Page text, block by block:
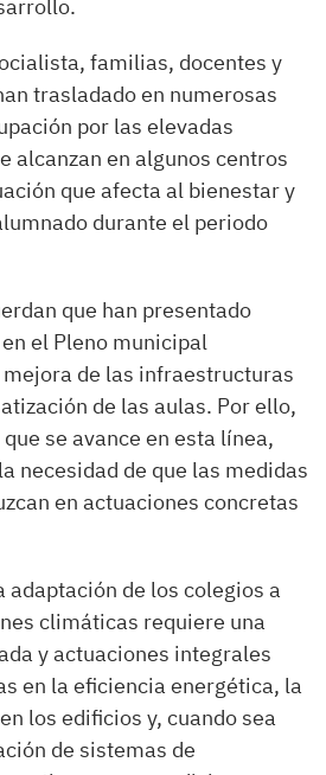
familias, docentes y
trasladado en numerosas
por las elevadas
alcanzan en algunos centros
que afecta al bienestar y
durante el periodo
que han presentado
el Pleno municipal
de las infraestructuras
de las aulas. Por ello,
se avance en esta línea,
necesidad de que las medidas
en actuaciones concretas
adaptación de los colegios a
climáticas requiere una
y actuaciones integrales
en la eficiencia energética, la
los edificios y, cuando sea
de sistemas de